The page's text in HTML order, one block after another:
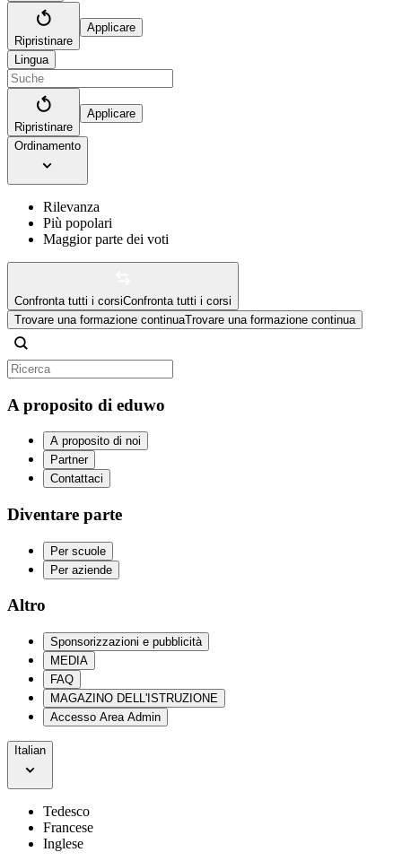
Ripristinare
Applicare
Lingua
Ripristinare
Applicare
Ordinamento
Rilevanza
Più popolari
Maggior parte dei voti
Confronta tutti i corsiConfronta tutti i corsi
Trovare una formazione continuaTrovare una formazione continua
A proposito di eduwo
A proposito di noi
Partner
Contattaci
Diventare parte
Per scuole
Per aziende
Altro
Sponsorizzazioni e pubblicità
MEDIA
FAQ
MAGAZINO DELL'ISTRUZIONE
Accesso Area Admin
Italian
Tedesco
Francese
Inglese